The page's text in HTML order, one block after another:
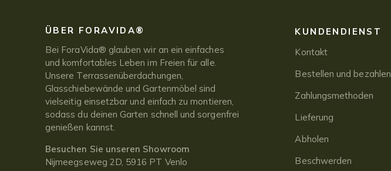
ÜBER FORAVIDA®
Bei ForaVida® glauben wir an ein einfaches
und komfortables Leben im Freien für alle.
Unsere Terrassenüberdachungen,
Glasschiebewände und Gartenmöbel sind
vielseitig einsetzbar und einfach zu montieren,
sodass du deinen Garten schnell und sorgenfrei
genießen kannst.
Besuchen Sie unseren Showroom
Nijmeegseweg 2D, 5916 PT Venlo
KUNDENDIENST
Kontakt
Bestellen und bezahlen
Zahlungsmethoden
Lieferung
Abholen
Beschwerden